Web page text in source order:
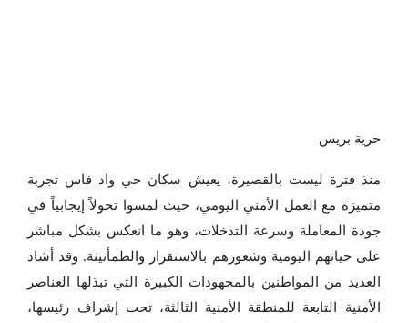
حرية بريس
منذ فترة ليست بالقصيرة، يعيش سكان حي واد فاس تجربة
متميزة مع العمل الأمني اليومي، حيث لمسوا تحولاً إيجابياً في
جودة المعاملة وسرعة التدخلات، وهو ما انعكس بشكل مباشر
على حياتهم اليومية وشعورهم بالاستقرار والطمأنينة. وقد أشاد
العديد من المواطنين بالمجهودات الكبيرة التي تبذلها العناصر
الأمنية التابعة للمنطقة الأمنية الثالثة، تحت إشراف رئيسها،